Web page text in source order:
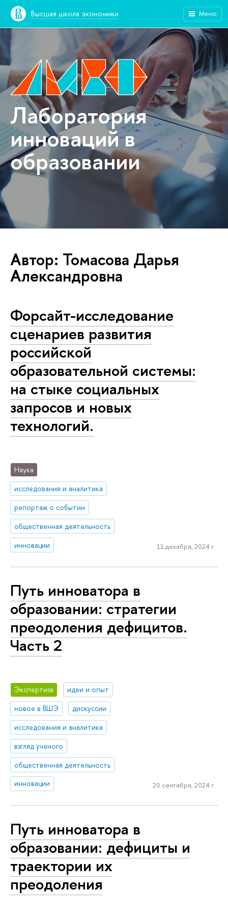
Высшая школа экономики Меню
Лаборатория
инноваций в
образовании
Автор: Томасова Дарья
Александровна
Форсайт-исследование
сценариев развития
российской
образовательной системы:
на стыке социальных
запросов и новых
технологий.
Наука
исследования и аналитика
репортаж о событии
общественная деятельность
инновации
11 декабря, 2024 г.
Путь инноватора в
образовании: стратегии
преодоления дефицитов.
Часть 2
Экспертиза
идеи и опыт
новое в ВШЭ
дискуссии
исследования и аналитика
взгляд ученого
общественная деятельность
инновации
20 сентября, 2024 г.
Путь инноватора в
образовании: дефициты и
траектории их
преодоления